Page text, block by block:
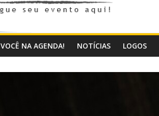
VOCÊ NA AGENDA! NOTÍCIAS LOGOS